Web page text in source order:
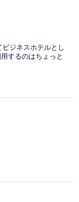
ジネスホテルとし
するのはちょっと